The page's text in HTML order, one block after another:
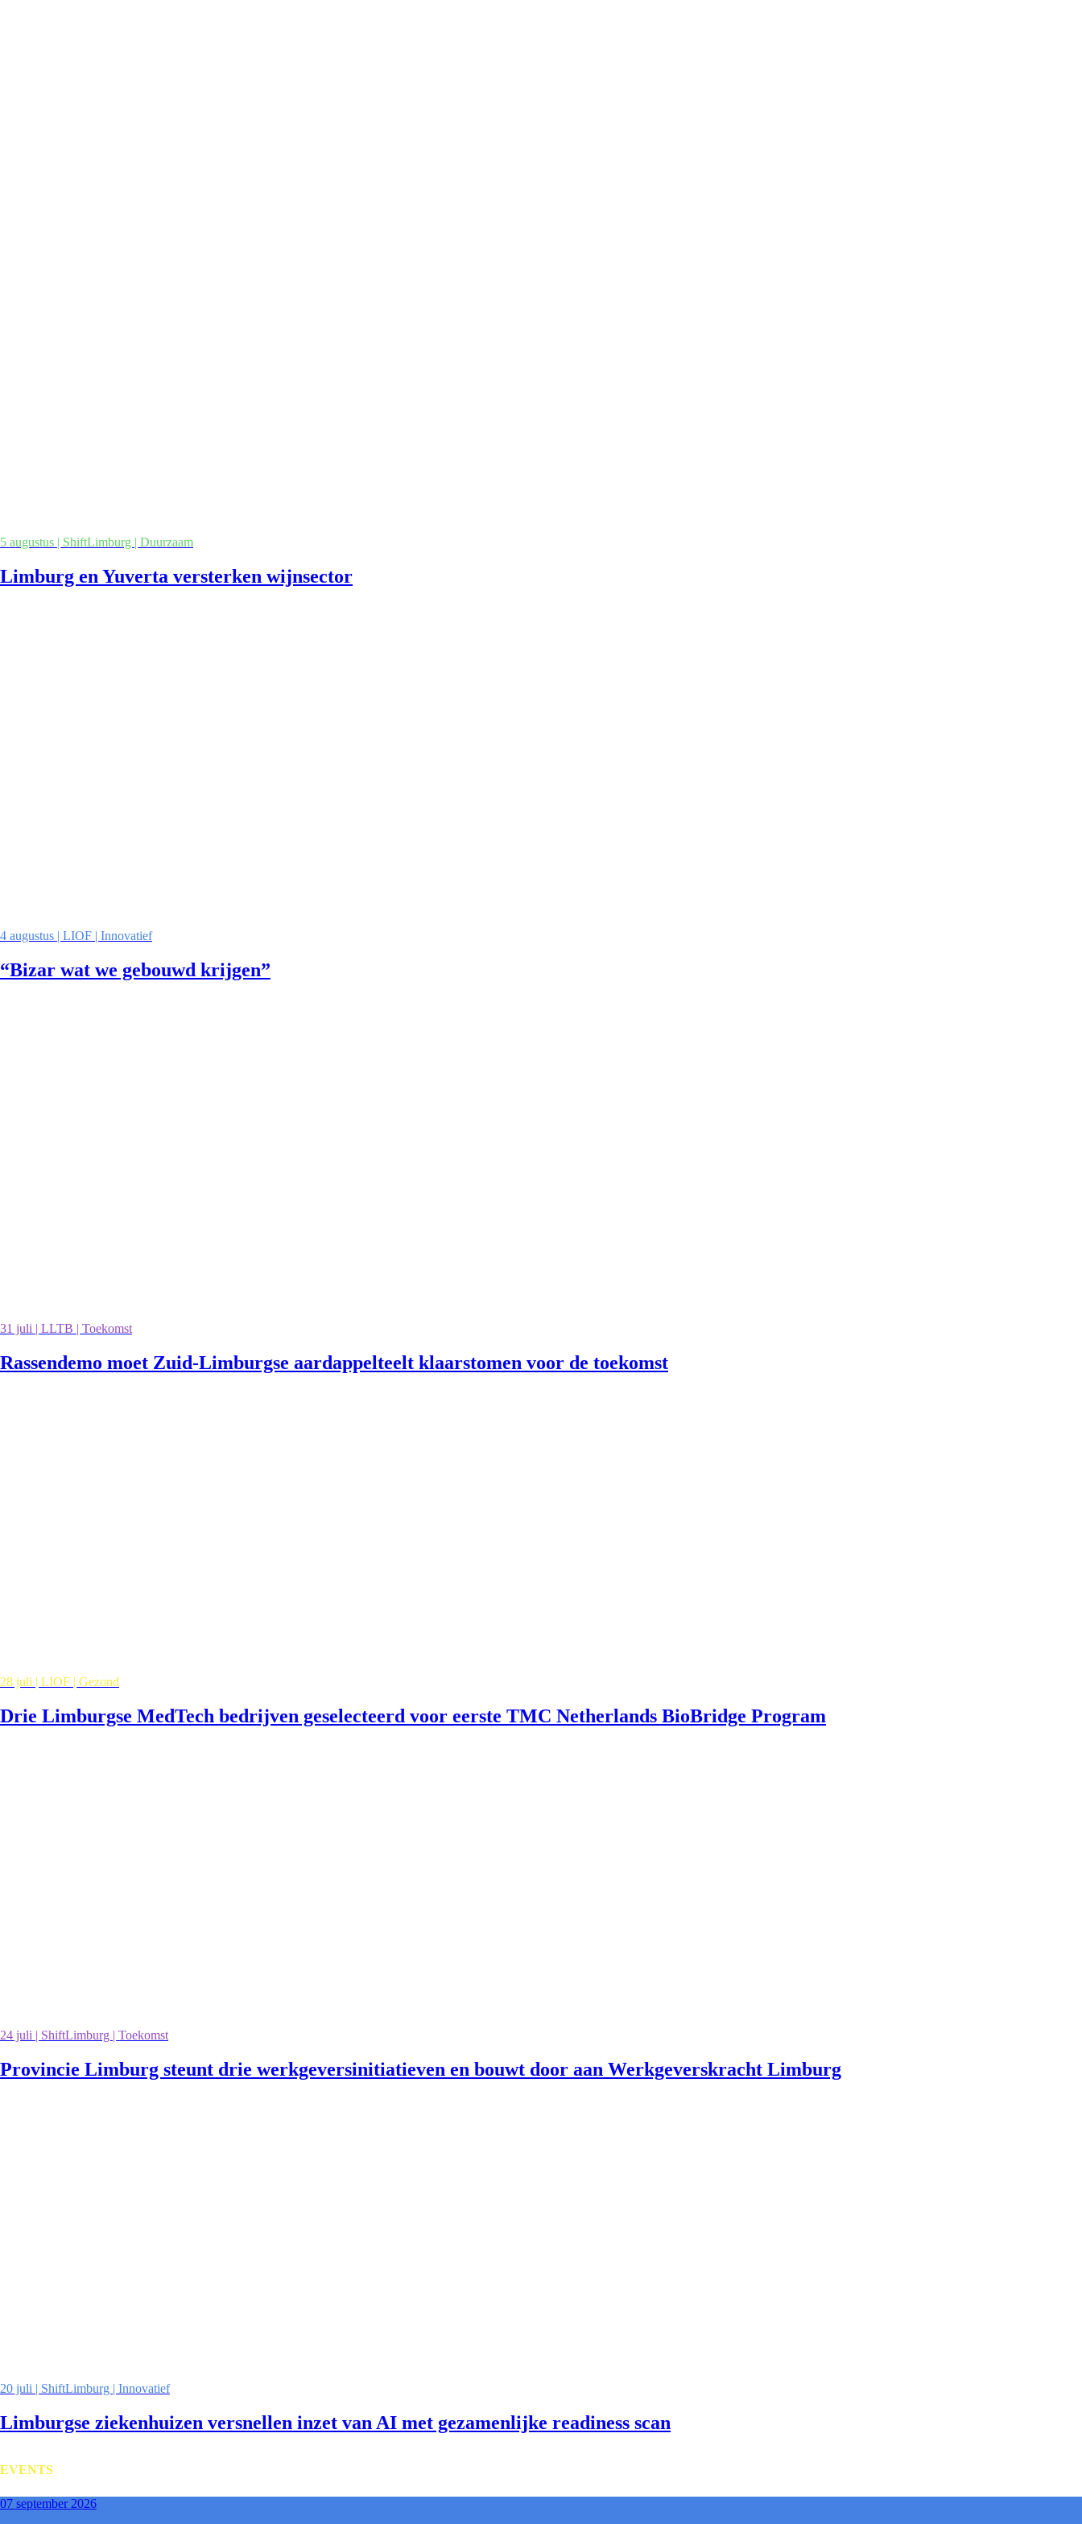
5 augustus | ShiftLimburg | Duurzaam
Limburg en Yuverta versterken wijnsector
4 augustus | LIOF | Innovatief
“Bizar wat we gebouwd krijgen”
31 juli | LLTB | Toekomst
Rassendemo moet Zuid-Limburgse aardappelteelt klaarstomen voor de toekomst
28 juli | LIOF | Gezond
Drie Limburgse MedTech bedrijven geselecteerd voor eerste TMC Netherlands BioBridge Program
24 juli | ShiftLimburg | Toekomst
Provincie Limburg steunt drie werkgeversinitiatieven en bouwt door aan Werkgeverskracht Limburg
20 juli | ShiftLimburg | Innovatief
Limburgse ziekenhuizen versnellen inzet van AI met gezamenlijke readiness scan
EVENTS
07 september 2026